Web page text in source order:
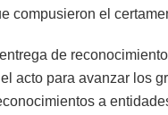
compusieron el
de
acto para avanzar los
a